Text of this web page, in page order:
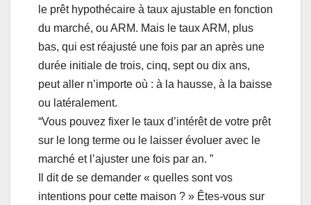
le prêt hypothécaire à taux ajustable en fonction
du marché, ou ARM. Mais le taux ARM, plus
bas, qui est réajusté une fois par an après une
durée initiale de trois, cinq, sept ou dix ans,
peut aller n’importe où : à la hausse, à la baisse
ou latéralement.
“Vous pouvez fixer le taux d’intérêt de votre prêt
sur le long terme ou le laisser évoluer avec le
marché et l’ajuster une fois par an. ”
Il dit de se demander « quelles sont vos
intentions pour cette maison ? » Êtes-vous sur